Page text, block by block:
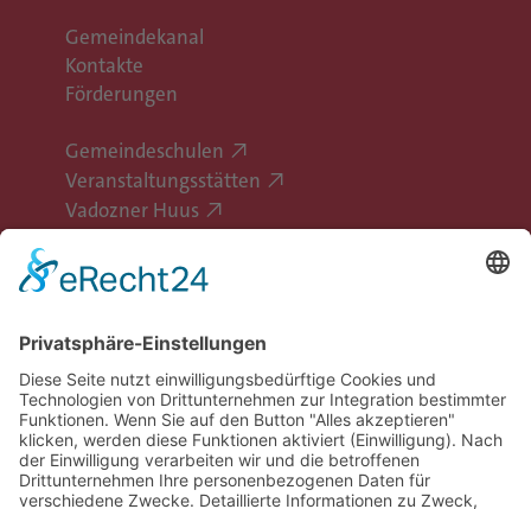
Gemeindekanal
Kontakte
Förderungen
Gemeindeschulen
Veranstaltungsstätten
Vadozner Huus